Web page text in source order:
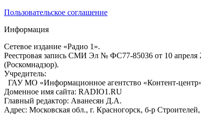
Пользовательское соглашение
Информация
Сетевое издание «Радио 1».
Реестровая запись СМИ Эл № ФС77-85036 от 10 апреля
(Роскомнадзор).
Учредитель:
ГАУ МО «Информационное агентство «Контент-
Доменное имя сайта: RADIO1.RU
Главный редактор: Аванесян Д.А.
Адрес: Московская обл., г. Красногорск, б-р